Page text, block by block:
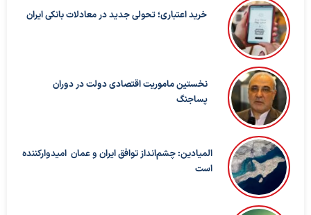
خرید اعتباری؛ تحولی جدید در معادلات بانکی ایران
نخستین ماموریت اقتصادی دولت در دوران
پساجنگ
المیادین: چشم‌انداز توافق ایران و عمان امیدوارکننده
است